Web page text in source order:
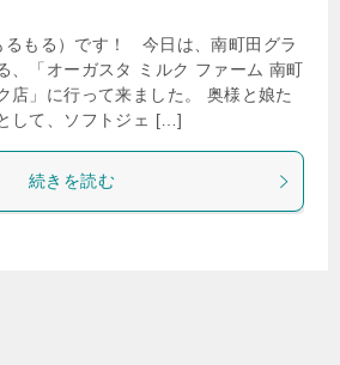
るもる）です！ 今日は、南町田グラ
、「オーガスタ ミルク ファーム 南町
店」に行って来ました。 奥様と娘た
して、ソフトジェ […]
続きを読む